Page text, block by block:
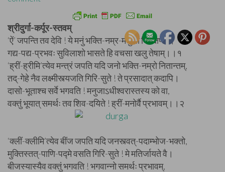
श्रीदुर्गा-कर्पूर-स्तवम्
‘ऐं’ जपन्ति तव देवि ! ये मनुं भक्ति-नम्र-मनुजा विचक्षणाः।
गद्य-पद्य-प्रभवः सुविलाशो भासते हि वचसा खलु तेषाम्।।१
‘ह्रीं-ह्रीमि’त्येव मन्त्रं जपति यदि जनो भक्ति-नम्रो नितान्तम्,
तद्-गेहे नैव लक्ष्मीस्त्यजति गिरि-सुते ! ते प्रसादात् कदापि।
दासो-भूताश्च सर्वे भगवति ! मनुजाऽधीश्वरास्तस्य को वा,
वक्तुं भूयात् समर्थः तव शिव-दयिते ! ह्रीं-मनोर्वै प्रभावम्।।२
‘क्लीं-क्लीमि’त्येव बींज जपति यदि जनस्त्वत्-पदाम्भोज-भक्तो,
मुक्तिस्तत्-पाणि-पद्मे वसति गिरि-सुते ! मे मतिर्जायते वै।
बीजस्यास्यैव वक्तुं भगवति ! भगवान्नो समर्थः प्रभावम्,